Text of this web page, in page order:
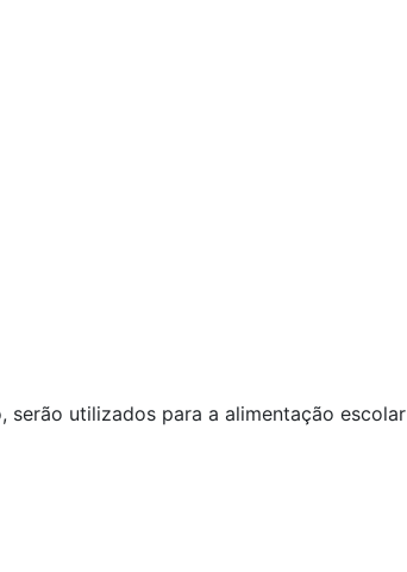
utilizados para a alimentação escolar